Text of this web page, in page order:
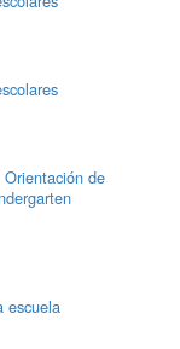
de
escuela